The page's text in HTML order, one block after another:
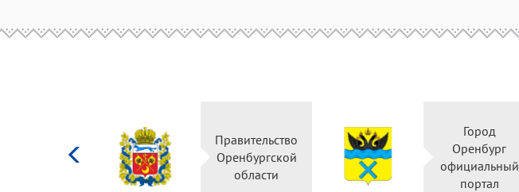
Правительство
Оренбургской
области
Город
Оренбург
официальный
портал